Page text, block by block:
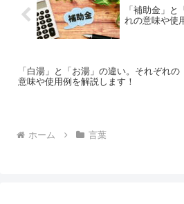
「補助金」
れの意味や使
「白湯」と「お湯」の違い。それぞれの
意味や使用例を解説します！
ホーム 言葉